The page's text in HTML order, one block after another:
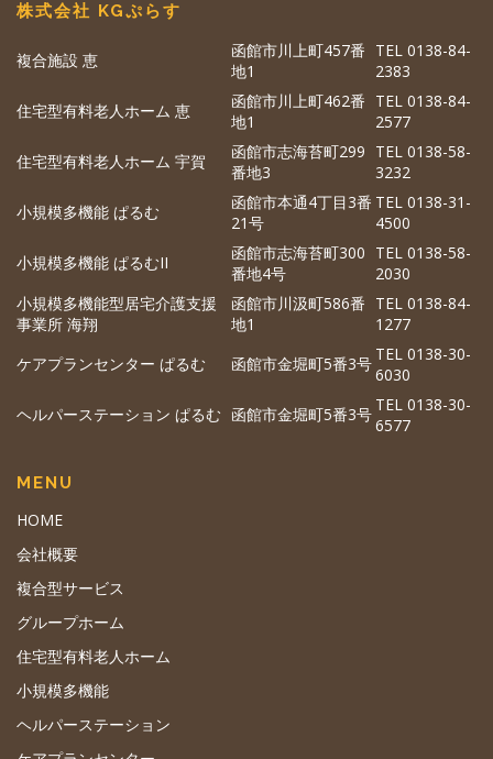
株式会社 KGぷらす
複合施設 恵
函館市川上町457番
地1
TEL 0138-84-
2383
住宅型有料老人ホーム 恵
函館市川上町462番
地1
TEL 0138-84-
2577
住宅型有料老人ホーム 宇賀
函館市志海苔町299
番地3
TEL 0138-58-
3232
小規模多機能 ぱるむ
函館市本通4丁目3番
21号
TEL 0138-31-
4500
小規模多機能 ぱるむII
函館市志海苔町300
番地4号
TEL 0138-58-
2030
小規模多機能型居宅介護支援
事業所 海翔
函館市川汲町586番
地1
TEL 0138-84-
1277
ケアプランセンター ぱるむ
函館市金堀町5番3号 TEL 0138-30-
6030
ヘルパーステーション ぱるむ 函館市金堀町5番3号 TEL 0138-30-
6577
MENU
HOME
会社概要
複合型サービス
グループホーム
住宅型有料老人ホーム
小規模多機能
ヘルパーステーション